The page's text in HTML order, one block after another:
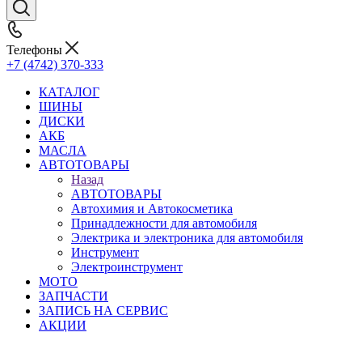
Телефоны
+7 (4742) 370-333
КАТАЛОГ
ШИНЫ
ДИСКИ
АКБ
МАСЛА
АВТОТОВАРЫ
Назад
АВТОТОВАРЫ
Автохимия и Автокосметика
Принадлежности для автомобиля
Электрика и электроника для автомобиля
Инструмент
Электроинструмент
МОТО
ЗАПЧАСТИ
ЗАПИСЬ НА СЕРВИС
АКЦИИ